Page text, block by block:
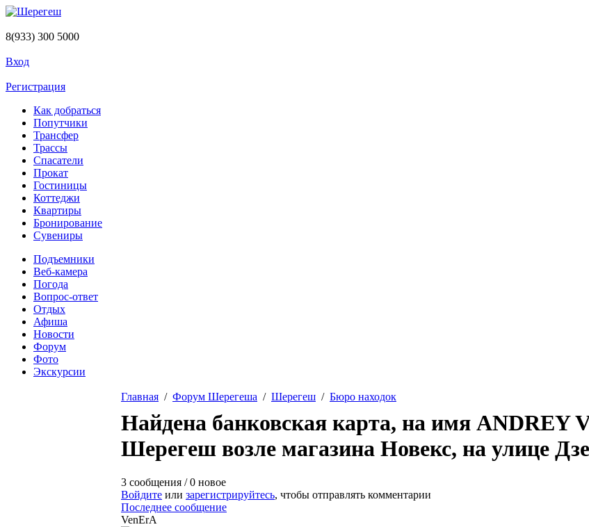
Перейти к основному содержанию
8(933) 300 5000
Вход
Регистрация
Как добраться
Попутчики
Трансфер
Трассы
Спасатели
Прокат
Гостиницы
Коттеджи
Квартиры
Бронирование
Сувениры
Подъемники
Веб-камера
Погода
Вопрос-ответ
Отдых
Афиша
Новости
Форум
Фото
Экскурсии
Вы здесь
Главная / Форум Шерегеша / Шерегеш / Бюро находок
Найдена банковская карта, на имя ANDREY
Шерегеш возле магазина Новекс, на улице
3 сообщения / 0 новое
Войдите или зарегистрируйтесь, чтобы отправлять комментарии
Последнее сообщение
VenErA